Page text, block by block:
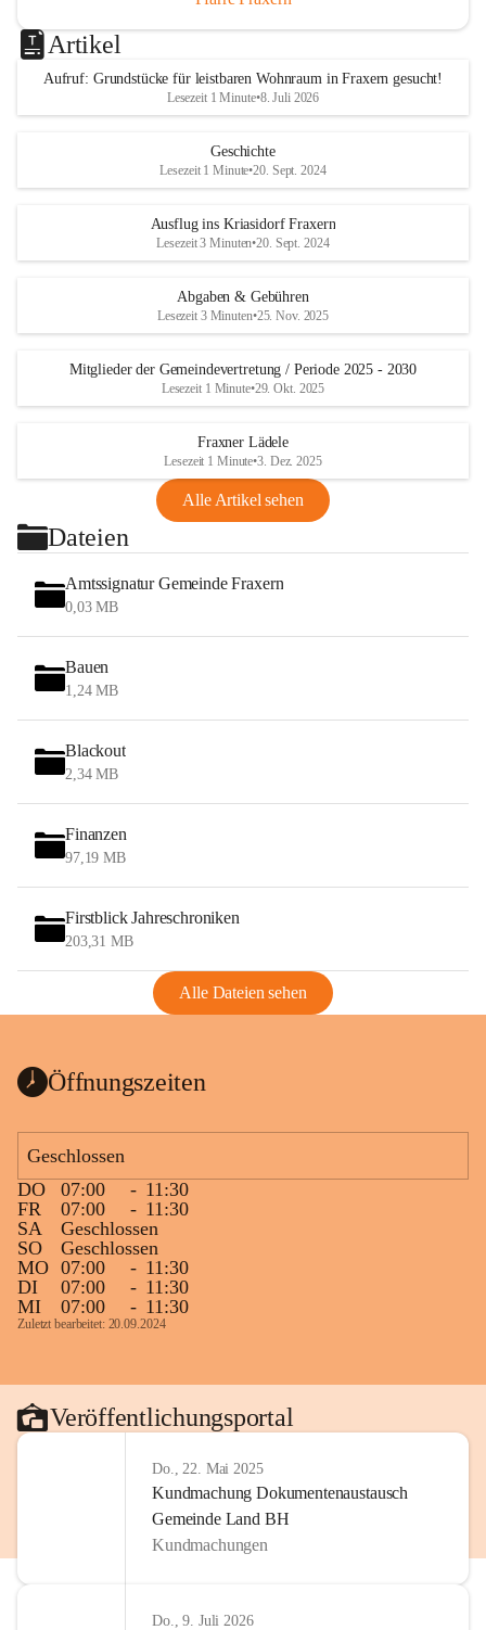
Artikel
Aufruf: Grundstücke für leistbaren Wohnraum in Fraxern gesucht!
Lesezeit 1 Minute•8. Juli 2026
Geschichte
Lesezeit 1 Minute•20. Sept. 2024
Ausflug ins Kriasidorf Fraxern
Lesezeit 3 Minuten•20. Sept. 2024
Abgaben & Gebühren
Lesezeit 3 Minuten•25. Nov. 2025
Mitglieder der Gemeindevertretung / Periode 2025 - 2030
Lesezeit 1 Minute•29. Okt. 2025
Fraxner Lädele
Lesezeit 1 Minute•3. Dez. 2025
Alle Artikel sehen
Dateien
Amtssignatur Gemeinde Fraxern
0,03 MB
Bauen
1,24 MB
Blackout
2,34 MB
Finanzen
97,19 MB
Firstblick Jahreschroniken
203,31 MB
Alle Dateien sehen
Öffnungszeiten
Geschlossen
DO
07:00 - 11:30
FR
07:00 - 11:30
SA
Geschlossen
SO
Geschlossen
MO 07:00 - 11:30
DI
07:00 - 11:30
MI
07:00 - 11:30
Zuletzt bearbeitet: 20.09.2024
Veröffentlichungsportal
Do., 22. Mai 2025
Kundmachung Dokumentenaustausch
Gemeinde Land BH
Kundmachungen
Do., 9. Juli 2026